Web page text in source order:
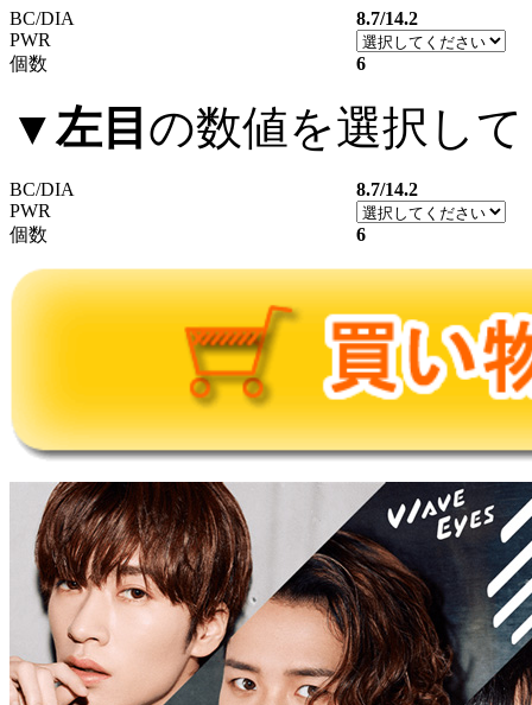
BC/DIA
8.7/14.2
PWR
個数
6
▼ 左目 の数値を選択し
BC/DIA
8.7/14.2
PWR
個数
6